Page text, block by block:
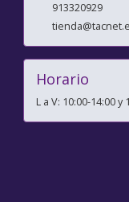
913320929
Horario
L a V: 10:00-14:00 y